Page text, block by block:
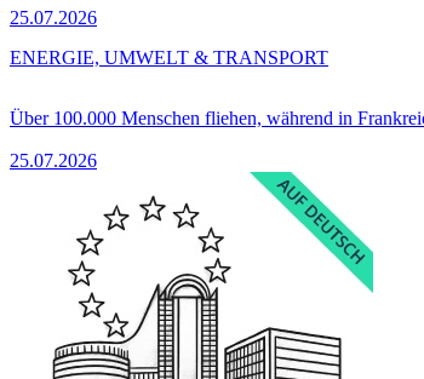
25.07.2026
Über 100.000 Menschen fliehen, während in
25.07.2026
ENERGIE, UMWELT & TRANSPORT